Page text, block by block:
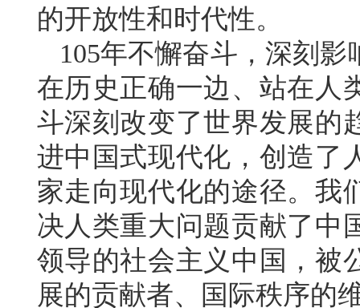
的开放性和时代性。
105年不懈奋斗，深刻
在历史正确一边、站在人
斗深刻改变了世界发展的
进中国式现代化，创造了
家走向现代化的途径。我
决人类重大问题贡献了中
领导的社会主义中国，被
展的贡献者、国际秩序的